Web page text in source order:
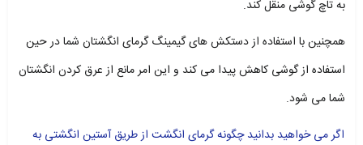
به تاچ گوشی منقل کند.
همچنین با استفاده از دستکش های گیمینگ گرمای انگشتان شما در حین
استفاده از گوشی کاهش پیدا می کند و این امر مانع از عرق کردن انگشتان
شما می شود.
اگر می خواهید بدانید چگونه گرمای انگشت از طریق آستین انگشتی به